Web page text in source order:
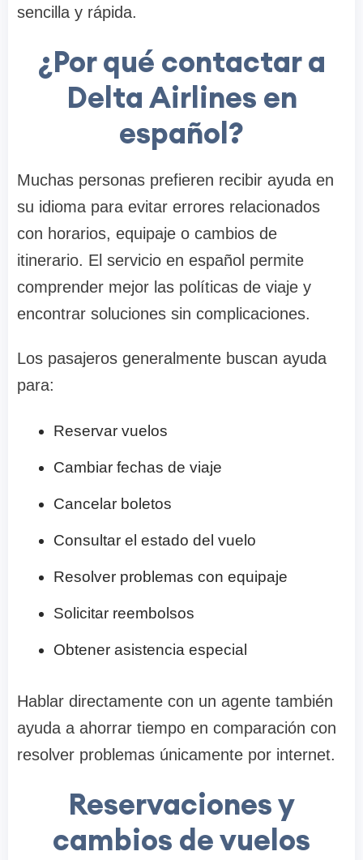
sencilla y rápida.
¿Por qué contactar a
Delta Airlines en
español?
Muchas personas prefieren recibir ayuda en
su idioma para evitar errores relacionados
con horarios, equipaje o cambios de
itinerario. El servicio en español permite
comprender mejor las políticas de viaje y
encontrar soluciones sin complicaciones.
Los pasajeros generalmente buscan ayuda
para:
Reservar vuelos
Cambiar fechas de viaje
Cancelar boletos
Consultar el estado del vuelo
Resolver problemas con equipaje
Solicitar reembolsos
Obtener asistencia especial
Hablar directamente con un agente también
ayuda a ahorrar tiempo en comparación con
resolver problemas únicamente por internet.
Reservaciones y
cambios de vuelos